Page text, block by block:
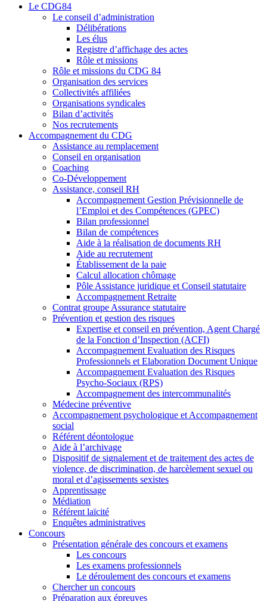
Le CDG84
Le conseil d’administration
Délibérations
Les élus
Registre d’affichage des actes
Rôle et missions
Rôle et missions du CDG 84
Organisation des services
Collectivités affiliées
Organisations syndicales
Bilan d’activités
Nos recrutements
Accompagnement du CDG
Assistance au remplacement
Conseil en organisation
Coaching
Co-Développement
Assistance, conseil RH
Accompagnement Gestion Prévisionnelle de
l’Emploi et des Compétences (GPEC)
Bilan professionnel
Bilan de compétences
Aide à la réalisation de documents RH
Aide au recrutement
Établissement de la paie
Calcul allocation chômage
Pôle Assistance juridique et Conseil statutaire
Accompagnement Retraite
Contrat groupe Assurance statutaire
Prévention et gestion des risques
Expertise et conseil en prévention, Agent Chargé
de la Fonction d’Inspection (ACFI)
Accompagnement Evaluation des Risques
Professionnels et Elaboration Document Unique
Accompagnement Evaluation des Risques
Psycho-Sociaux (RPS)
Accompagnement des intercommunalités
Médecine préventive
Accompagnement psychologique et Accompagnement
social
Référent déontologue
Aide à l’archivage
Dispositif de signalement et de traitement des actes de
violence, de discrimination, de harcèlement sexuel ou
moral et d’agissements sexistes
Apprentissage
Médiation
Référent laïcité
Enquêtes administratives
Concours
Présentation générale des concours et examens
Les concours
Les examens professionnels
Le déroulement des concours et examens
Chercher un concours
Préparation aux épreuves